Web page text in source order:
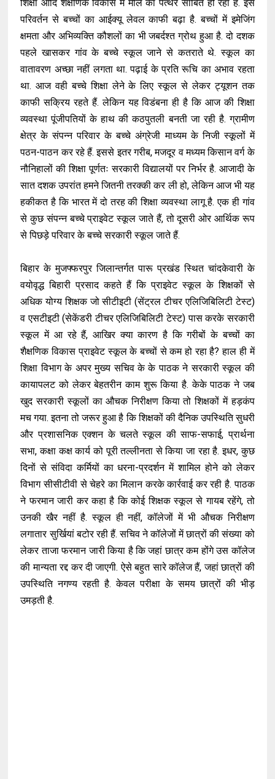
शिक्षा आदि शैक्षणिक विकास में मील का पत्थर साबित हो रहा है. इस
परिवर्तन से बच्चों का आईक्यू लेवल काफी बढ़ा है. बच्चों में इमेजिंग
क्षमता और अभिव्यक्ति कौशलों का भी जबर्दश्त ग्रोथ हुआ है. दो दशक
पहले खासकर गांव के बच्चे स्कूल जाने से कतराते थे. स्कूल का
वातावरण अच्छा नहीं लगता था. पढ़ाई के प्रति रूचि का अभाव रहता
था. आज वही बच्चे शिक्षा लेने के लिए स्कूल से लेकर ट्यूशन तक
काफी सक्रिय रहते हैं. लेकिन यह विडंबना ही है कि आज की शिक्षा
व्यवस्था पूंजीपतियों के हाथ की कठपुतली बनती जा रही है. ग्रामीण
क्षेत्र के संपन्न परिवार के बच्चे अंग्रेजी माध्यम के निजी स्कूलों में
पठन-पाठन कर रहे हैं. इससे इतर गरीब, मजदूर व मध्यम किसान वर्ग के
नौनिहालों की शिक्षा पूर्णतः सरकारी विद्यालयों पर निर्भर है. आजादी के
सात दशक उपरांत हमने जितनी तरक्की कर ली हो, लेकिन आज भी यह
हकीकत है कि भारत में दो तरह की शिक्षा व्यवस्था लागू है. एक ही गांव
से कुछ संपन्न बच्चे प्राइवेट स्कूल जाते हैं, तो दूसरी ओर आर्थिक रूप
से पिछड़े परिवार के बच्चे सरकारी स्कूल जाते हैं.
बिहार के मुजफ्फरपुर जिलान्तर्गत पारू प्रखंड स्थित चांदकेवारी के
वयोवृद्ध बिहारी प्रसाद कहते हैं कि प्राइवेट स्कूल के शिक्षकों से
अधिक योग्य शिक्षक जो सीटीइटी (सेंट्रल टीचर एलिजिबिलिटी टेस्ट)
व एसटीइटी (सेकेंडरी टीचर एलिजिबिलिटी टेस्ट) पास करके सरकारी
स्कूल में आ रहे हैं, आखिर क्या कारण है कि गरीबों के बच्चों का
शैक्षणिक विकास प्राइवेट स्कूल के बच्चों से कम हो रहा है? हाल ही में
शिक्षा विभाग के अपर मुख्य सचिव के के पाठक ने सरकारी स्कूल की
कायापलट को लेकर बेहतरीन काम शुरू किया है. केके पाठक ने जब
खुद सरकारी स्कूलों का औचक निरीक्षण किया तो शिक्षकों में हड़कंप
मच गया. इतना तो जरूर हुआ है कि शिक्षकों की दैनिक उपस्थिति सुधरी
और प्रशासनिक एक्शन के चलते स्कूल की साफ-सफाई, प्रार्थना
सभा, कक्षा कक्ष कार्य को पूरी तल्लीनता से किया जा रहा है. इधर, कुछ
दिनों से संविदा कर्मियों का धरना-प्रदर्शन में शामिल होने को लेकर
विभाग सीसीटीवी से चेहरे का मिलान करके कार्रवाई कर रही है. पाठक
ने फरमान जारी कर कहा है कि कोई शिक्षक स्कूल से गायब रहेंगे, तो
उनकी खैर नहीं है. स्कूल ही नहीं, कॉलेजों में भी औचक निरीक्षण
लगातार सुर्खियां बटोर रही हैं. सचिव ने कॉलेजों में छात्रों की संख्या को
लेकर ताजा फरमान जारी किया है कि जहां छात्र कम होंगे उस कॉलेज
की मान्यता रद्द कर दी जाएगी. ऐसे बहुत सारे कॉलेज हैं, जहां छात्रों की
उपस्थिति नगण्य रहती है. केवल परीक्षा के समय छात्रों की भीड़
उमड़ती है.